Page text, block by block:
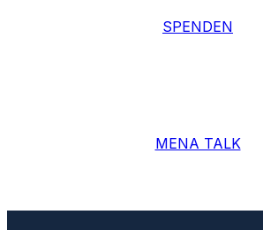
SPENDEN
MENA TALK